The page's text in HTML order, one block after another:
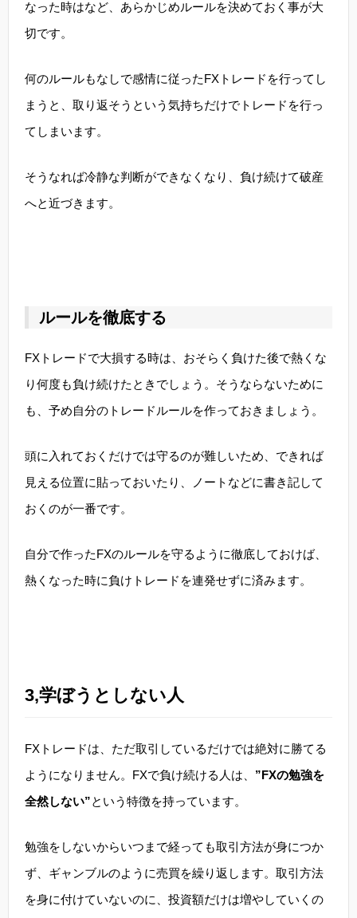
なった時はなど、あらかじめルールを決めておく事が大
切です。
何のルールもなしで感情に従ったFXトレードを行ってし
まうと、取り返そうという気持ちだけでトレードを行っ
てしまいます。
そうなれば冷静な判断ができなくなり、負け続けて破産
へと近づきます。
ルールを徹底する
FXトレードで大損する時は、おそらく負けた後で熱くな
り何度も負け続けたときでしょう。そうならないために
も、予め自分のトレードルールを作っておきましょう。
頭に入れておくだけでは守るのが難しいため、できれば
見える位置に貼っておいたり、ノートなどに書き記して
おくのが一番です。
自分で作ったFXのルールを守るように徹底しておけば、
熱くなった時に負けトレードを連発せずに済みます。
3,学ぼうとしない人
FXトレードは、ただ取引しているだけでは絶対に勝てる
ようになりません。FXで負け続ける人は、 ”FXの勉強を
全然しない”という特徴を持っています。
勉強をしないからいつまで経っても取引方法が身につか
ず、ギャンブルのように売買を繰り返します。取引方法
を身に付けていないのに、投資額だけは増やしていくの